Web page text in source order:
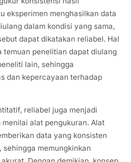
eksperimen menghasilkan data
dalam kondisi yang sama,
dapat dikatakan reliabel. Hal
temuan penelitian dapat diulang
lain, sehingga
dan kepercayaan terhadap
reliabel juga menjadi
alat pengukuran. Alat
data yang konsisten
memungkinkan